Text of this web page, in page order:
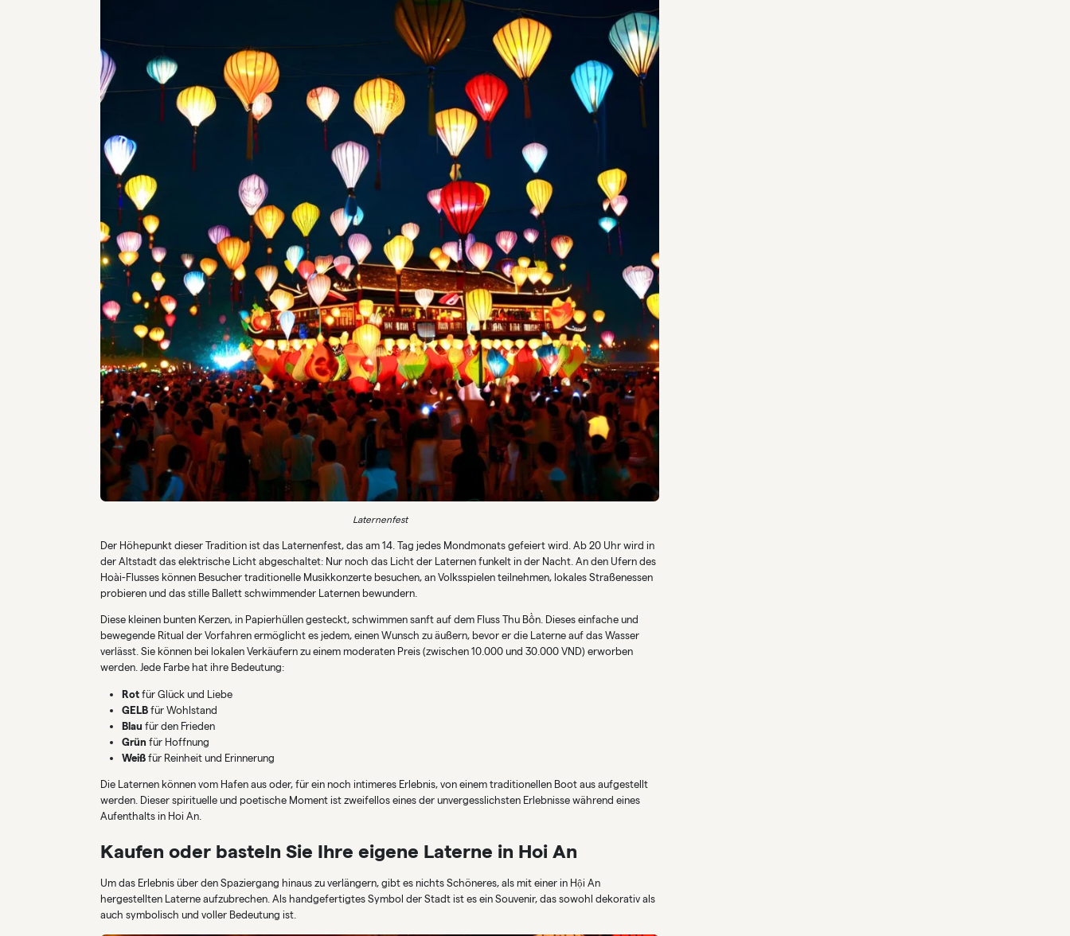
Laternenfest
Der Höhepunkt dieser Tradition ist das Laternenfest, das am 14. Tag jedes Mondmonats gefeiert wird. Ab 20 Uhr wird in
der Altstadt das elektrische Licht abgeschaltet: Nur noch das Licht der Laternen funkelt in der Nacht. An den Ufern des
Hoài-Flusses können Besucher traditionelle Musikkonzerte besuchen, an Volksspielen teilnehmen, lokales Straßenessen
probieren und das stille Ballett schwimmender Laternen bewundern.
Diese kleinen bunten Kerzen, in Papierhüllen gesteckt, schwimmen sanft auf dem Fluss Thu Bồn. Dieses einfache und
bewegende Ritual der Vorfahren ermöglicht es jedem, einen Wunsch zu äußern, bevor er die Laterne auf das Wasser
verlässt. Sie können bei lokalen Verkäufern zu einem moderaten Preis (zwischen 10.000 und 30.000 VND) erworben
werden. Jede Farbe hat ihre Bedeutung:
Rotfür Glück und Liebe
GELBfür Wohlstand
Blau für den Frieden
Grün für Hoffnung
Weißfür Reinheit und Erinnerung
Die Laternen können vom Hafen aus oder, für ein noch intimeres Erlebnis, von einem traditionellen Boot aus aufgestellt
werden. Dieser spirituelle und poetische Moment ist zweifellos eines der unvergesslichsten Erlebnisse während eines
Aufenthalts in Hoi An.
Kaufen oder basteln Sie Ihre eigene Laterne in Hoi An
Um das Erlebnis über den Spaziergang hinaus zu verlängern, gibt es nichts Schöneres, als mit einer in Hội An
hergestellten Laterne aufzubrechen. Als handgefertigtes Symbol der Stadt ist es ein Souvenir, das sowohl dekorativ als
auch symbolisch und voller Bedeutung ist.